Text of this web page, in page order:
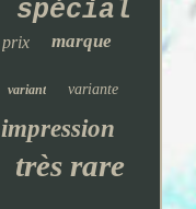
spécial
prix marque
variant variante
impression
très rare